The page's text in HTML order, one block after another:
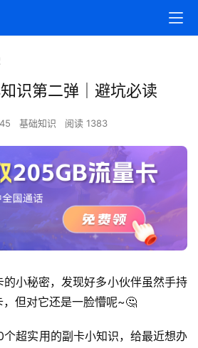
识第二弹｜避坑必读
基础知识 阅读 1383
的小秘密，发现好多小伙伴虽然手持
但对它还是一脸懵呢~🤔
个超实用的副卡小知识，给最近想办